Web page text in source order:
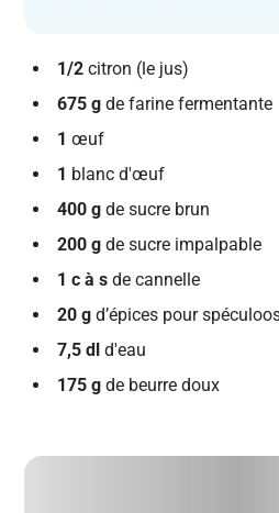
1/2citron (le jus)
675 g de farine fermentante
1œuf
1 blanc d'œuf
400 g de sucre brun
200 g de sucre impalpable
1 c à s de cannelle
20 g d’épices pour
7,5 dl d'eau
175 g de beurre doux